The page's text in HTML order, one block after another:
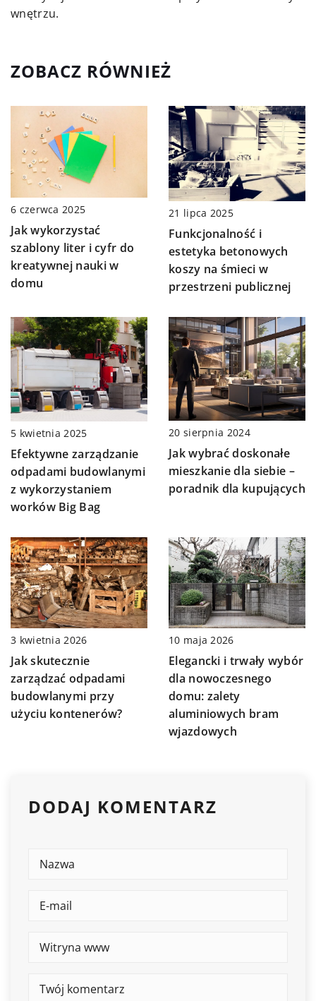
wnętrzu.
ZOBACZ RÓWNIEŻ
6 czerwca 2025
Jak wykorzystać
szablony liter i cyfr do
kreatywnej nauki w
domu
21 lipca 2025
Funkcjonalność i
estetyka betonowych
koszy na śmieci w
przestrzeni publicznej
5 kwietnia 2025
Efektywne zarządzanie
odpadami budowlanymi
z wykorzystaniem
worków Big Bag
20 sierpnia 2024
Jak wybrać doskonałe
mieszkanie dla siebie –
poradnik dla kupujących
3 kwietnia 2026
Jak skutecznie
zarządzać odpadami
budowlanymi przy
użyciu kontenerów?
10 maja 2026
Elegancki i trwały wybór
dla nowoczesnego
domu: zalety
aluminiowych bram
wjazdowych
DODAJ KOMENTARZ